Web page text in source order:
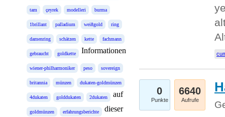
tam çeyrek modelleri burma
1brillant palladium weißgold ring
damenring schätzen kette fachmann
gebraucht goldkette
wiener-philharmoniker peso sovereign
britannia münzen dukaten-goldmünzen
4dukaten golddukaten 2dukaten
goldmünzen erfahrungsberichte
Informationen
auf
dieser
0
Punkte
6640
Aufrufe